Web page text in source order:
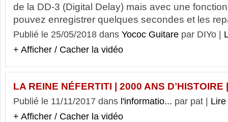
de la DD-3 (Digital Delay) mais avec une
pouvez enregistrer quelques secondes et les
Publié le 25/05/2018 dans Yococ Guitare par DIYo |
+ Afficher / Cacher la vidéo
LA REINE NÉFERTITI | 2000 ANS
Publié le 11/11/2017 dans l'informatio... par pat |
+ Afficher / Cacher la vidéo